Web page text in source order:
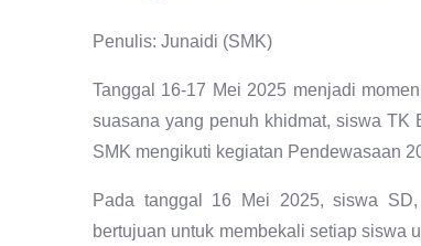
Penulis: Junaidi (SMK)
Tanggal 16-17 Mei 2025 menjadi
suasana yang penuh khidmat, siswa
SMK mengikuti kegiatan Pendewasaan
Pada tanggal 16 Mei 2025, siswa
bertujuan untuk membekali setiap siswa